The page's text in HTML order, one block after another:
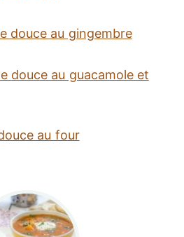
douce au gingembre
douce au guacamole et
au four